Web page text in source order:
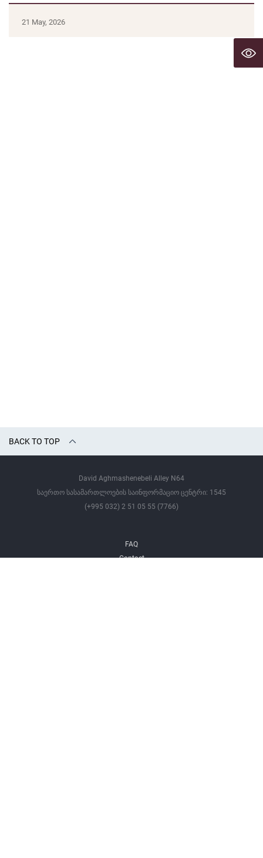
21 May, 2026
BACK TO TOP
David Aghmashenebeli Alley N64
საერთო სასამართლოების საინფორმაციო ცენტრი: 1545
(+995 032) 2 51 05 55 (7766)
FAQ
Contact